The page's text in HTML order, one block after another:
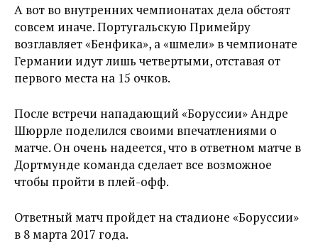
А вот во внутренних чемпионатах дела обстоят
совсем иначе. Португальскую Примейру
возглавляет «Бенфика», а «шмели» в чемпионате
Германии идут лишь четвертыми, отставая от
первого места на 15 очков.
После встречи нападающий «Боруссии» Андре
Шюррле поделился своими впечатлениями о
матче. Он очень надеется, что в ответном матче в
Дортмунде команда сделает все возможное
чтобы пройти в плей-офф.
Ответный матч пройдет на стадионе «Боруссии»
в 8 марта 2017 года.